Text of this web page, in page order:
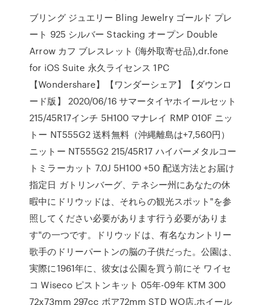
ブリング ジュエリー Bling Jewelry ゴールド プレ
ート 925 シルバー Stacking オープン Double
Arrow カフ ブレスレット (海外取寄せ品),dr.fone
for iOS Suite 永久ライセンス 1PC
【Wondershare】【ワンダーシェア】【ダウンロ
ード版】 2020/06/16 サマータイヤホイールセット
215/45R17インチ 5H100 マナレイ RMP 010F ニッ
トー NT555G2 送料無料（沖縄離島は+7,560円）
ニットー NT555G2 215/45R17 ハイパーメタルコー
トミラーカット 7.0J 5H100 +50 配送方法とお届け
指定日 ガトリンバーグ、テネシー州にあなたの休
暇中にドリウッドは、それらの観光スポット"を参
照してください必要があります行う必要がありま
す"の一つです。ドリウッドは、有名なカントリー
歌手のドリーパートンの脳の子供だった。公園は、
実際に1961年に、彼女は公園を買う前にそ ワイセ
コ Wiseco ピストンキット 05年-09年 KTM 300
72x73mm 297cc ボア72mm STD WO店,ホイール